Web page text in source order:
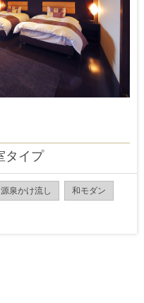
タイプ
源泉かけ流し 和モダン